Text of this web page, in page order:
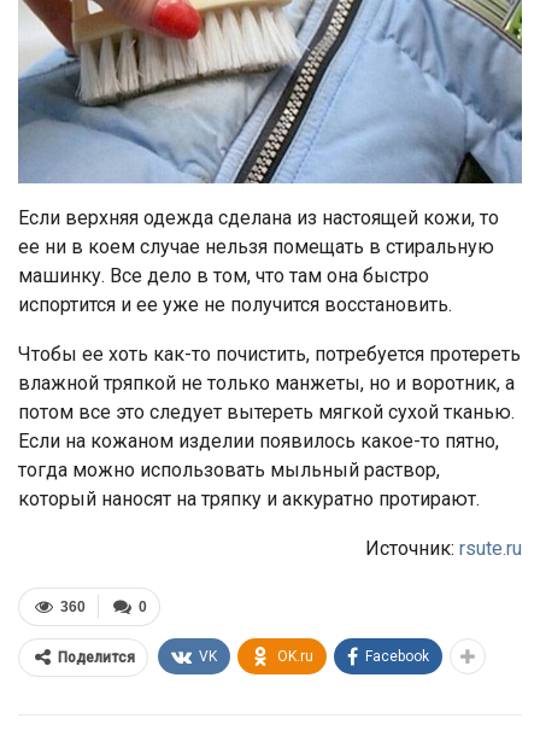
Если верхняя одежда сделана из настоящей кожи, то
ее ни в коем случае нельзя помещать в стиральную
машинку. Все дело в том, что там она быстро
испортится и ее уже не получится восстановить.
Чтобы ее хоть как-то почистить, потребуется протереть
влажной тряпкой не только манжеты, но и воротник, а
потом все это следует вытереть мягкой сухой тканью.
Если на кожаном изделии появилось какое-то пятно,
тогда можно использовать мыльный раствор,
который наносят на тряпку и аккуратно протирают.
Источник: rsute.ru
0
360
Поделится VK OK.ru Facebook